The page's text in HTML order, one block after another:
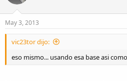
May 3, 2013
vic23tor dijo:
eso mismo... usando esa base asi